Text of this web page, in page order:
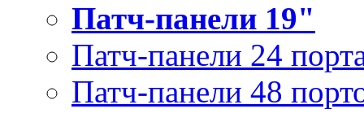
Патч-панели 19"
Патч-панели 24
Патч-панели 48